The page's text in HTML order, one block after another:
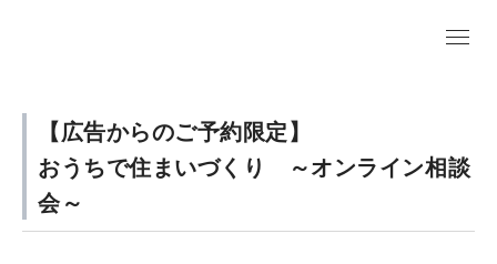
【広告からのご予約限定】
おうちで住まいづくり ～オンライン相談
会～